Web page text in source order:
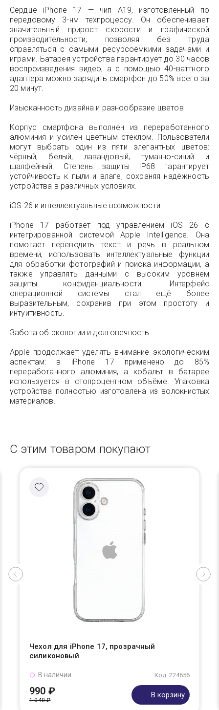
Сердце iPhone 17 — чип A19, изготовленный по
передовому 3-нм техпроцессу. Он обеспечивает
значительный прирост скорости и графической
производительности, позволяя без труда
справляться с самыми ресурсоёмкими задачами и
играми. Батарея устройства гарантирует до 30 часов
воспроизведения видео, а с помощью 40-ваттного
адаптера можно зарядить смартфон до 50% всего за
20 минут.
Изысканность дизайна и разнообразие цветов
Корпус смартфона выполнен из переработанного
алюминия и усилен цветным стеклом. Пользователи
могут выбрать один из пяти элегантных цветов:
чёрный, белый, лавандовый, туманно-синий и
шалфейный. Степень защиты IP68 гарантирует
устойчивость к пыли и влаге, сохраняя надёжность
устройства в различных условиях.
iOS 26 и интеллектуальные возможности
iPhone 17 работает под управлением iOS 26 с
интегрированной системой Apple Intelligence. Она
помогает переводить текст и речь в реальном
времени, использовать интеллектуальные функции
для обработки фотографий и поиска информации, а
также управлять данными с высоким уровнем
защиты конфиденциальности. Интерфейс
операционной системы стал ещё более
выразительным, сохранив при этом простоту и
интуитивность.
Забота об экологии и долговечность
Apple продолжает уделять внимание экологическим
аспектам: в iPhone 17 применено до 85%
переработанного алюминия, а кобальт в батарее
используется в стопроцентном объёме. Упаковка
устройства полностью изготовлена из волокнистых
материалов.
С этим товаром покупают
Чехол для iPhone 17, прозрачный
силиконовый
Код: 224656
В наличии
990 ₽
1 040 ₽
В корзину